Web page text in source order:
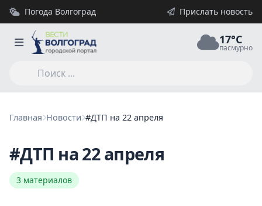
Погода Волгоград Прислать новость
17°C
пасмурно
Главная Новости #ДТП на 22 апреля
#ДТП на 22 апреля
3 материалов